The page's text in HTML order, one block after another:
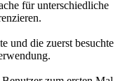
für unterschiedliche
und die zuerst besuchte